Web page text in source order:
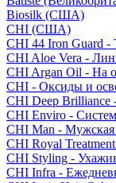
Biosilk (США)
CHI (США)
CHI 44 Iron Guard -
CHI Aloe Vera -
CHI Argan Oil - На
CHI - Оксиды и
CHI Deep Brilliance
CHI Enviro -
CHI Man - Мужская
CHI Royal
CHI Styling -
CHI Infra -